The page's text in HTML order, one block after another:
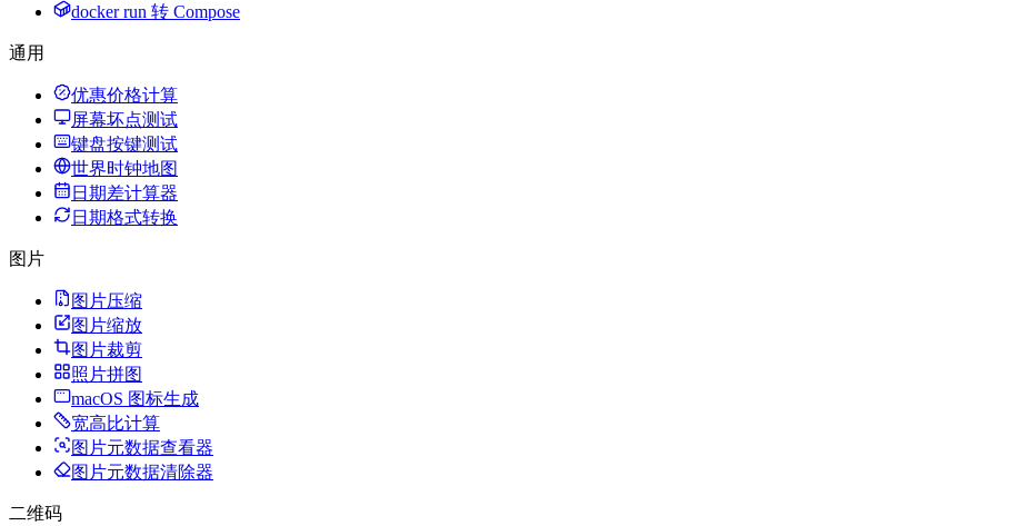
docker run 转 Compose
通用
优惠价格计算
屏幕坏点测试
键盘按键测试
世界时钟地图
日期差计算器
日期格式转换
图片
图片压缩
图片缩放
图片裁剪
照片拼图
macOS 图标生成
宽高比计算
图片元数据查看器
图片元数据清除器
二维码